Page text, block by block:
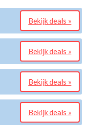
Bekijk deals »
Bekijk deals »
Bekijk deals »
Bekijk deals »